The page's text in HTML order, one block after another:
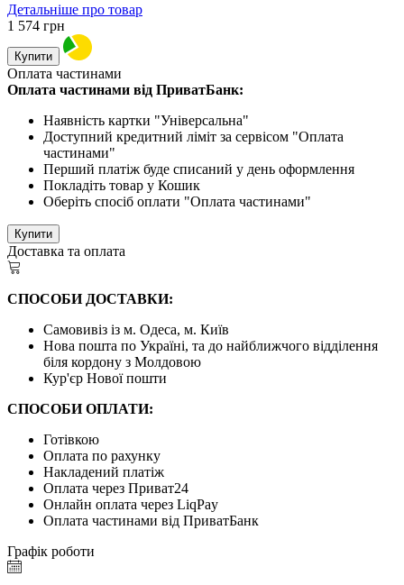
Детальніше про товар
1 574 грн
Купити
Оплата частинами
Оплата частинами від ПриватБанк:
Наявність картки "Універсальна"
Доступний кредитний ліміт за сервісом "Оплата
частинами"
Перший платіж буде списаний у день оформлення
Покладіть товар у Кошик
Оберіть спосіб оплати "Оплата частинами"
Купити
Доставка та оплата
СПОСОБИ ДОСТАВКИ:
Самовивіз із м. Одеса, м. Київ
Нова пошта по Україні, та до найближчого відділення
біля кордону з Молдовою
Кур'єр Нової пошти
СПОСОБИ ОПЛАТИ:
Готівкою
Оплата по рахунку
Накладений платіж
Оплата через Приват24
Онлайн оплата через LiqPay
Оплата частинами від ПриватБанк
Графік роботи